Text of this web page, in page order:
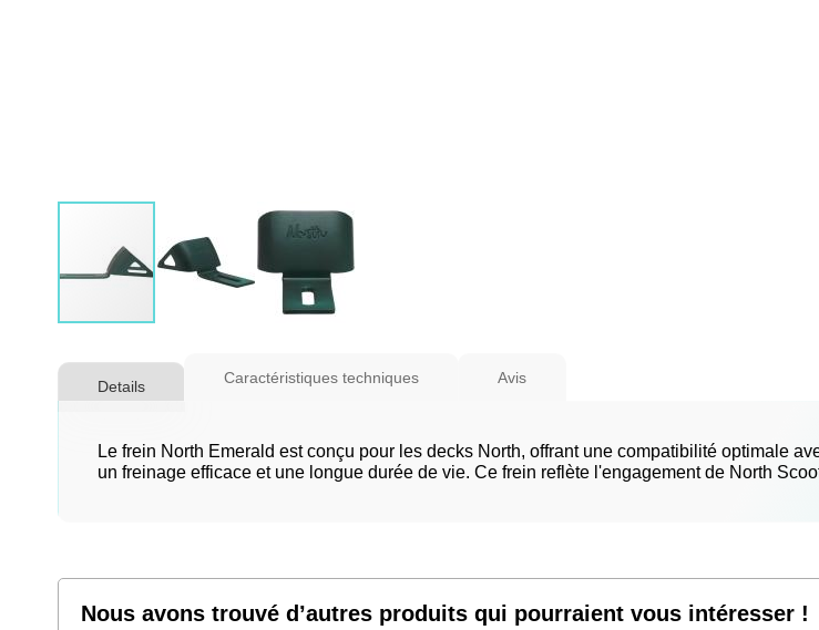
to
Details
Le frein North Emerald est conçu pour les decks North, offrant une compatibilité optimale
un freinage efficace et une longue durée de vie. Ce frein reflète l'engagement de North
Caractéristiques techniques Avis
Nous avons trouvé d’autres produits qui pourraient vous intéresser !